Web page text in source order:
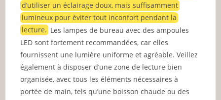
d’utiliser un éclairage doux, mais suffisamment
lumineux pour éviter tout inconfort pendant la
lecture. Les lampes de bureau avec des ampoules
LED sont fortement recommandées, car elles
fournissent une lumière uniforme et agréable. Veillez
également à disposer d’une zone de lecture bien
organisée, avec tous les éléments nécessaires à
portée de main, tels qu’une boisson chaude ou des